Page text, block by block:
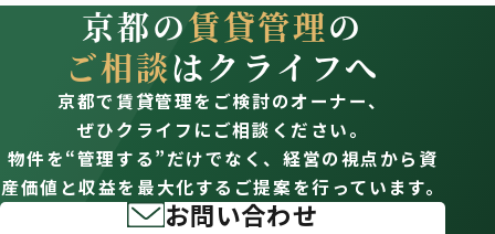
京都の賃貸管理の
ご相談はクライフへ
京都で賃貸管理をご検討のオーナー、
ぜひクライフにご相談ください。
物件を“管理する”だけでなく、経営の視点から資
産価値と収益を最大化するご提案を行っています。
お問い合わせ